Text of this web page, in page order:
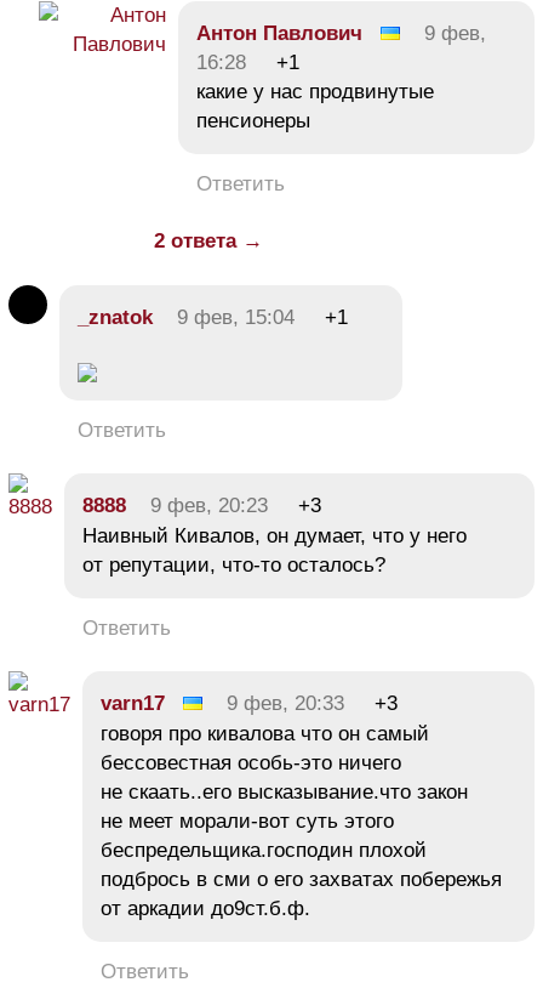
Антон Павлович
9 фев,
16:28
+1
какие у нас продвинутые
пенсионеры
Ответить
2 ответа →
_znatok 9 фев, 15:04 +1
Ответить
8888 9 фев, 20:23
+3
Наивный Кивалов, он думает, что у него
от репутации, что-то осталось?
Ответить
varn17 9 фев, 20:33
+3
говоря про кивалова что он самый
бессовестная особь-это ничего
не скаать..его высказывание.что закон
не меет морали-вот суть этого
беспредельщика.господин плохой
подбрось в сми о его захватах побережья
от аркадии до9ст.б.ф.
Ответить